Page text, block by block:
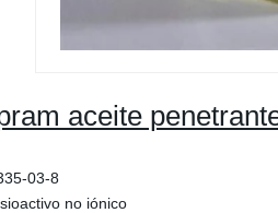
aceite
03-8
no iónico